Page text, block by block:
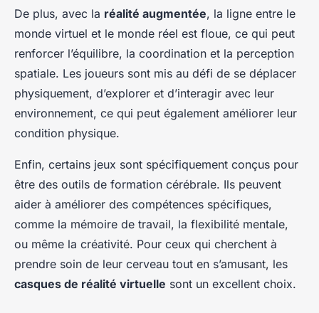
De plus, avec la réalité augmentée, la ligne entre le
monde virtuel et le monde réel est floue, ce qui peut
renforcer l’équilibre, la coordination et la perception
spatiale. Les joueurs sont mis au défi de se déplacer
physiquement, d’explorer et d’interagir avec leur
environnement, ce qui peut également améliorer leur
condition physique.
Enfin, certains jeux sont spécifiquement conçus pour
être des outils de formation cérébrale. Ils peuvent
aider à améliorer des compétences spécifiques,
comme la mémoire de travail, la flexibilité mentale,
ou même la créativité. Pour ceux qui cherchent à
prendre soin de leur cerveau tout en s’amusant, les
casques de réalité virtuelle sont un excellent choix.